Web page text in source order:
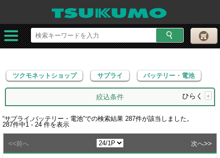
ツクモネットショップ サプライ バッテリー・電池
ツクモネットショップ サプライ バッテリー・電池
絞込条件 ひらく +
“サプライ,バッテリー・電池”での検索結果 287件が該当しました。
287件中1 - 24 件を表示
<<前へ 次へ>>